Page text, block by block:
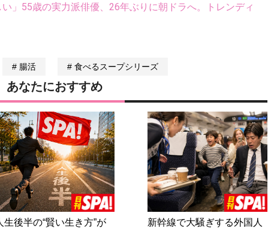
」55歳の実力派俳優、26年ぶりに朝ドラへ。トレンディ
腸活 食べるスープシリーズ
あなたにおすすめ
生後半の“賢い生き方”が
新幹線で大騒ぎする外国人